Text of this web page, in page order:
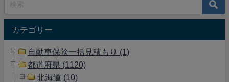
カテゴリー
自動車保険一括見積もり (1)
都道府県 (1120)
北海道 (10)